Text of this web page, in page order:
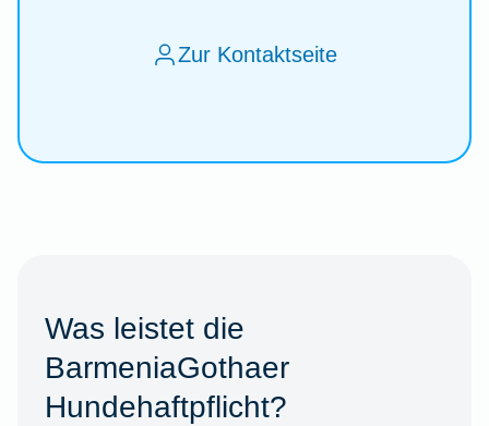
Zur Kontaktseite
Was leistet die
BarmeniaGothaer
Hundehaftpflicht?